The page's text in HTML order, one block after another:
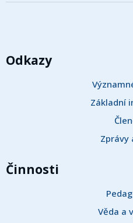
Odkazy
Základní
Zprávy
Činnosti
Věda a